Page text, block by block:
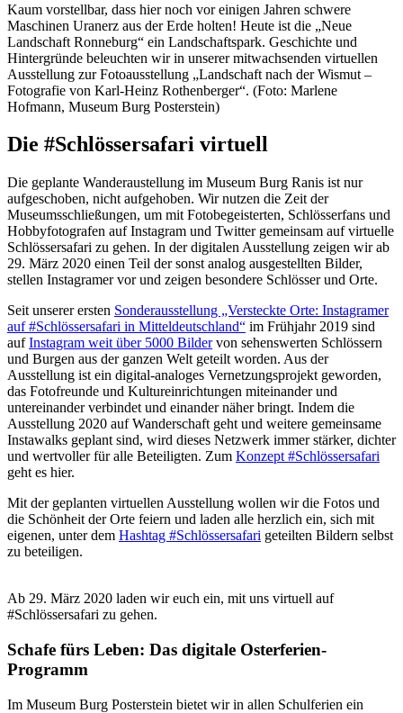
Kaum vorstellbar, dass hier noch vor einigen Jahren schwere
Maschinen Uranerz aus der Erde holten! Heute ist die „Neue
Landschaft Ronneburg“ ein Landschaftspark. Geschichte und
Hintergründe beleuchten wir in unserer mitwachsenden virtuellen
Ausstellung zur Fotoausstellung „Landschaft nach der Wismut –
Fotografie von Karl-Heinz Rothenberger“. (Foto: Marlene
Hofmann, Museum Burg Posterstein)
Die #Schlössersafari virtuell
Die geplante Wanderaustellung im Museum Burg Ranis ist nur
aufgeschoben, nicht aufgehoben. Wir nutzen die Zeit der
Museumsschließungen, um mit Fotobegeisterten, Schlösserfans und
Hobbyfotografen auf Instagram und Twitter gemeinsam auf virtuelle
Schlössersafari zu gehen. In der digitalen Ausstellung zeigen wir ab
29. März 2020 einen Teil der sonst analog ausgestellten Bilder,
stellen Instagramer vor und zeigen besondere Schlösser und Orte.
Seit unserer ersten Sonderausstellung „Versteckte Orte: Instagramer
auf #Schlössersafari in Mitteldeutschland“ im Frühjahr 2019 sind
aufInstagram weit über 5000 Bildervon sehenswerten Schlössern
und Burgen aus der ganzen Welt geteilt worden. Aus der
Ausstellung ist ein digital-analoges Vernetzungsprojekt geworden,
das Fotofreunde und Kultureinrichtungen miteinander und
untereinander verbindet und einander näher bringt. Indem die
Ausstellung 2020 auf Wanderschaft geht und weitere gemeinsame
Instawalks geplant sind, wird dieses Netzwerk immer stärker, dichter
und wertvoller für alle Beteiligten. Zum Konzept #Schlössersafari
geht es hier.
Mit der geplanten virtuellen Ausstellung wollen wir die Fotos und
die Schönheit der Orte feiern und laden alle herzlich ein, sich mit
eigenen, unter dem Hashtag #Schlössersafari geteilten Bildern selbst
zu beteiligen.
Ab 29. März 2020 laden wir euch ein, mit uns virtuell auf
#Schlössersafari zu gehen.
Schafe fürs Leben: Das digitale Osterferien-
Programm
Im Museum Burg Posterstein bietet wir in allen Schulferien ein